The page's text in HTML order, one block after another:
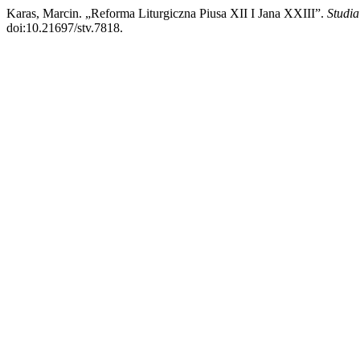
Karas, Marcin. „Reforma Liturgiczna Piusa XII I Jana XXIII”.
doi:10.21697/stv.7818.